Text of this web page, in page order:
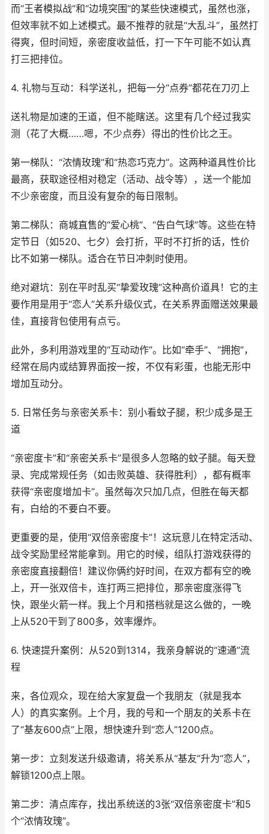
而“王者模拟战”和“边境突围”的某些快速模式，虽然也涨，
但效率就不如上述模式。最不推荐的就是“大乱斗”，虽然打
得爽，但时间短，亲密度收益低，打一下午可能不如认真
打三把排位。
4. 礼物与互动：科学送礼，把每一分“点券”都花在刀刃上
送礼物是加速的王道，但不能瞎送。这里有几个经过我实
测（花了大概……嗯，不少点券）得出的性价比之王。
第一梯队：“浓情玫瑰”和“热恋巧克力”。这两种道具性价比
最高，获取途径相对稳定（活动、战令等），送一个能加
不少亲密度，而且没有复杂的每日限制。
第二梯队：商城直售的“爱心桃”、“告白气球”等。这些在特
定节日（如520、七夕）会打折，平时不打折的话，性价
比不如第一梯队。适合在节日冲刺时使用。
绝对避坑：别在平时乱买“挚爱玫瑰”这种高价道具！它的主
要作用是用于“恋人”关系升级仪式，在关系界面赠送效果最
佳，直接背包使用有点亏。
此外，多利用游戏里的“互动动作”。比如“牵手”、“拥抱”，
经常在局内或结算界面按一按，不仅有彩蛋，也能无形中
增加互动分。
5. 日常任务与亲密关系卡：别小看蚊子腿，积少成多是王
道
“亲密度卡”和“亲密关系卡”是很多人忽略的蚊子腿。每天登
录、完成常规任务（如击败英雄、获得胜利），都有概率
获得“亲密度增加卡”。虽然每次只加几点，但胜在每天都
有，白给的不要白不要。
更重要的是，使用“双倍亲密度卡”！这玩意儿在特定活动、
战令奖励里经常能拿到。用它的时候，组队打游戏获得的
亲密度直接翻倍！建议你俩约好时间，在双方都有空的晚
上，开一张双倍卡，连打两三把排位，那亲密度涨得飞
快，跟坐火箭一样。我上个月和搭档就是这么做的，一晚
上从520干到了800多，效率爆炸。
6. 快速提升案例：从520到1314，我亲身解说的“速通”流
程
来，各位观众，现在给大家复盘一个我朋友（就是我本
人）的真实案例。上个月，我的号和一个朋友的关系卡在
了“基友600点”上限，想快速升到“恋人”1200点。
第一步：立刻发送升级邀请，将关系从“基友”升为“恋人”，
解锁1200点上限。
第二步：清点库存，找出系统送的3张“双倍亲密度卡”和5
个“浓情玫瑰”。